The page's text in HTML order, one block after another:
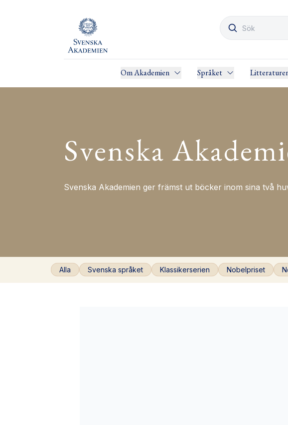
Om Akademien Språket
Svenska
Svenska Akademien ger främst ut böcker inom sina två
Alla Svenska språket Klassikerserien Nobelpriset